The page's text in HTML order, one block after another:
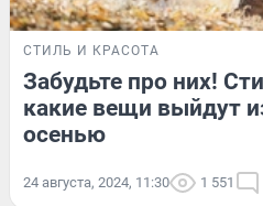
СТИЛЬ И КРАСОТА
Забудьте про них!
какие вещи выйдут
осенью
24 августа, 2024, 11:30 1 551